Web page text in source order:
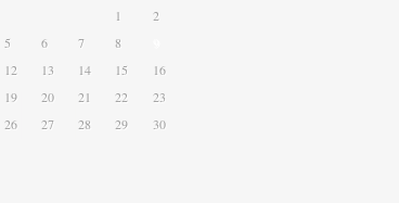
1
2
5 6 7 8
12 13 14 15
16
19 20 21 22
23
26 27 28 29
30